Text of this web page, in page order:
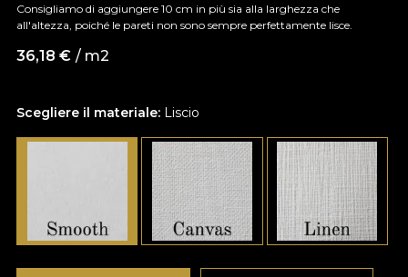
Scegliere il materiale: Liscio
Consigliamo di aggiungere 10 cm in più sia alla larghezza che
all'altezza, poiché le pareti non sono sempre perfettamente lisce.
36,18 € / m2